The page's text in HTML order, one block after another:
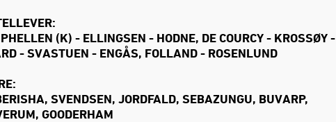
(K) - ELLINGSEN - HODNE, DE COURCY - KROSSØY -
- SVASTUEN - ENGÅS, FOLLAND - ROSENLUND
SVENDSEN, JORDFALD, SEBAZUNGU, BUVARP,
GOODERHAM